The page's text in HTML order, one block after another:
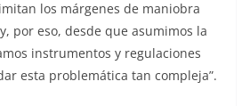
los márgenes de maniobra
por eso, desde que asumimos la
instrumentos y regulaciones
esta problemática tan compleja”.